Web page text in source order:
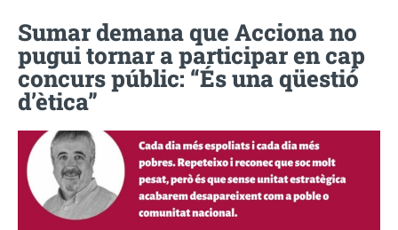
Sumar demana que Acciona no
pugui tornar a participar en cap
concurs públic: “És una qüestió
d’ètica”